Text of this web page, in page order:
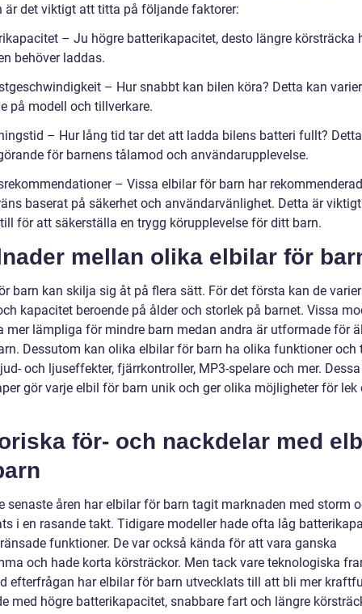
är det viktigt att titta på följande faktorer:
– Ju högre batterikapacitet, desto längre körsträcka
behöver laddas.
– Hur snabbt kan bilen köra? Detta kan
på modell och tillverkare.
– Hur lång tid tar det att ladda bilens batteri fullt?
för barnens tålamod och användarupplevelse.
– Vissa elbilar för barn har rekommenderad
baserat på säkerhet och användarvänlighet. Detta är
för att säkerställa en trygg körupplevelse för ditt barn.
mellan olika elbilar för
barn kan skilja sig åt på flera sätt. För det första kan de
kapacitet beroende på ålder och storlek på barnet. Vissa
mer lämpliga för mindre barn medan andra är utformade för
Dessutom kan olika elbilar för barn ha olika funktioner och
och ljuseffekter, fjärrkontroller, MP3-spelare och mer.
gör varje elbil för barn unik och ger olika möjligheter för lek
för- och nackdelar med
senaste åren har elbilar för barn tagit marknaden med storm
i en rasande takt. Tidigare modeller hade ofta låg
funktioner. De var också kända för att vara ganska
och hade korta körsträckor. Men tack vare teknologiska
efterfrågan har elbilar för barn utvecklats till att bli mer
med högre batterikapacitet, snabbare fart och längre